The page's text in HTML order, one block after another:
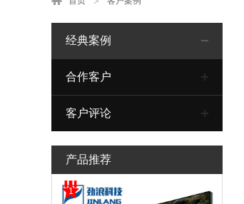
经典案例
合作客户
客户评论
产品推荐
1